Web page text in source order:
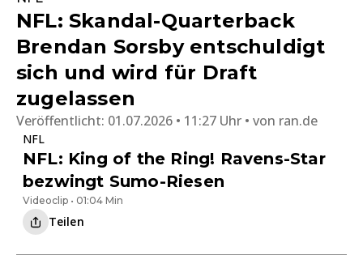
NFL: Skandal-Quarterback
Brendan Sorsby entschuldigt
sich und wird für Draft
zugelassen
Veröffentlicht: 01.07.2026 • 11:27 Uhr von ran.de
NFL
NFL: King of the Ring! Ravens-Star
bezwingt Sumo-Riesen
Videoclip • 01:04 Min
Teilen